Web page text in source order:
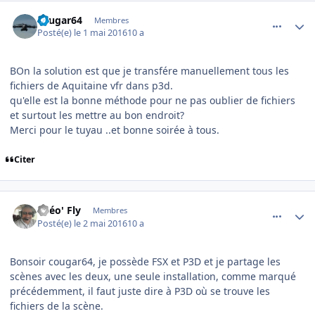
cougar64 Membres
Posté(e) le 1 mai 201610 a
BOn la solution est que je transfére manuellement tous les
fichiers de Aquitaine vfr dans p3d.
qu'elle est la bonne méthode pour ne pas oublier de fichiers
et surtout les mettre au bon endroit?
Merci pour le tuyau ..et bonne soirée à tous.
Citer
Théo' Fly Membres
Posté(e) le 2 mai 201610 a
Bonsoir cougar64, je possède FSX et P3D et je partage les
scènes avec les deux, une seule installation, comme marqué
précédemment, il faut juste dire à P3D où se trouve les
fichiers de la scène.